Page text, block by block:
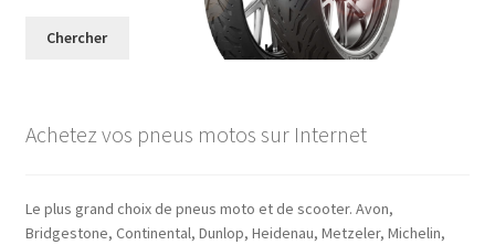
Chercher
Achetez vos pneus motos sur Internet
Le plus grand choix de pneus moto et de scooter. Avon,
Bridgestone, Continental, Dunlop, Heidenau, Metzeler, Michelin,